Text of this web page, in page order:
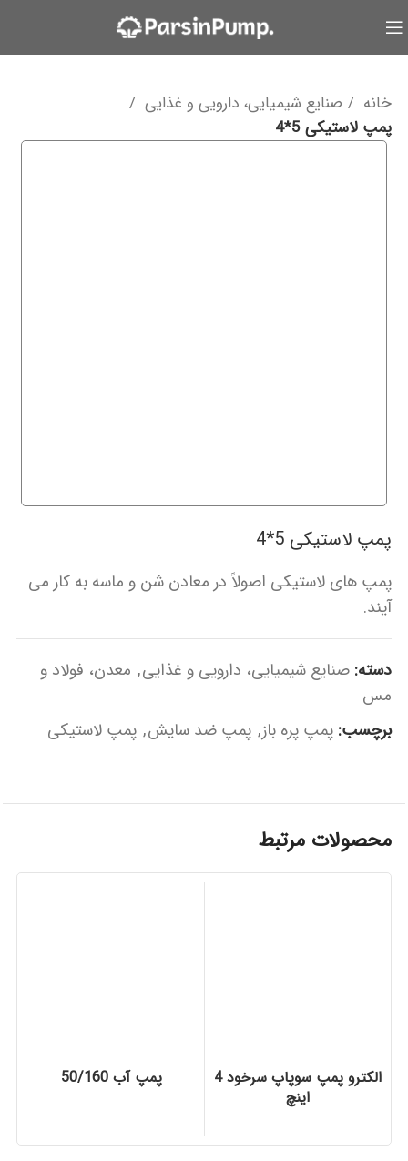
خانه
صنایع شیمیایی، دارویی و غذایی
پمپ لاستیکی 5*4
پمپ لاستیکی 5*4
پمپ های لاستیکی اصولاً در معادن شن و ماسه به کار می
آیند.
دسته: صنایع شیمیایی، دارویی و غذایی, معدن، فولاد و
مس
برچسب: پمپ پره باز, پمپ ضد سایش, پمپ لاستیکی
محصولات مرتبط
الکترو پمپ سوپاپ سرخود 4
اینچ
پمپ آب 50/160